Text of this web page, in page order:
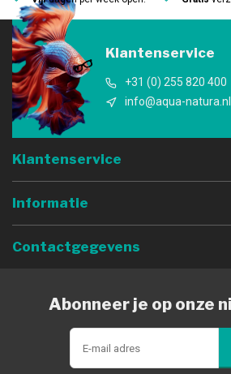
Klantenservice
+31 (0) 255 820 400
info@aqua-natura.nl
Klantenservice
Informatie
Contactgegevens
Abonneer je op onze